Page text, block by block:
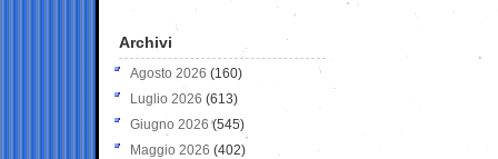
Archivi
Agosto 2026 (160)
Luglio 2026 (613)
Giugno 2026 (545)
Maggio 2026 (402)